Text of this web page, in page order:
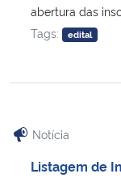
abertura das
Tags:
edital
Notícia
Listagem de